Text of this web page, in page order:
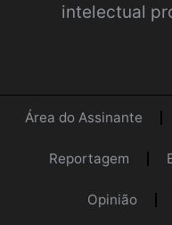
intelectual
Área do Assinante
Reportagem
Opinião